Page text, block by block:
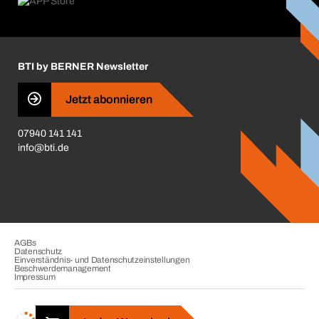
Insektenschutzplaner
Haftungsausschluss
Qualitätsmanagement
Zertifikate
CVV-Liste
BTI by BERNER Newsletter
Jetzt abonnieren
07940 141 141
info@bti.de
Copyright © 2026. BTI Befestigungstechnik GmbH & Co. KG. Alle
AGBs
Datenschutz
Einverständnis- und Datenschutzeinstellungen
Beschwerdemanagement
Impressum